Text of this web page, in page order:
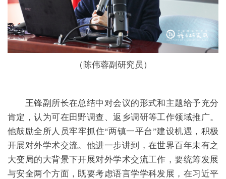
（陈伟蓉副研究员）
王锋副所长在总结中对会议的形式和主题给予充分
肯定，认为可在田野调查、返乡调研等工作领域推广。
他鼓励全所人员牢牢抓住“两镇一平台”建设机遇，积极
开展对外学术交流。他进一步讲到，在世界百年未有之
大变局的大背景下开展对外学术交流工作，要统筹发展
与安全两个方面，既要考虑语言学学科发展，在习近平